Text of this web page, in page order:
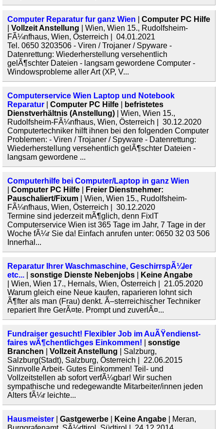
Computer Reparatur fur ganz Wien
Computer PC Hilfe
Vollzeit Anstellung | Wien, Wien 15., Rudolfsheim-
FÃ¼nfhaus, Wien, Österreich | 04.01.2021
Tel. 0650 3203506 - Viren / Trojaner / Spyware -
Datenrettung: Wiederherstellung versehentlich
gelÃ¶schter Dateien - langsam gewordene Computer -
Windowsprobleme aller Art (XP, V...
Computerservice Wien Laptop und Notebook
Reparatur
Computer PC Hilfe
befristetes
Dienstverhältnis (Anstellung) | Wien, Wien 15.,
Rudolfsheim-FÃ¼nfhaus, Wien, Österreich | 30.12.2020
Computertechniker hilft ihnen bei den folgenden Computer
Problemen: - Viren / Trojaner / Spyware - Datenrettung:
Wiederherstellung versehentlich gelÃ¶schter Dateien -
langsam gewordene ...
Computerhilfe bei Computer/Laptop in ganz Wien
Computer PC Hilfe
Freier Dienstnehmer:
Pauschaliert/Fixum | Wien, Wien 15., Rudolfsheim-
FÃ¼nfhaus, Wien, Österreich | 30.12.2020
Termine sind jederzeit mÃ¶glich, denn FixIT
Computerservice Wien ist 365 Tage im Jahr, 7 Tage in der
Woche fÃ¼r Sie da! Einfach anrufen unter: 0650 32 03 506
Innerhal...
Reparatur Ihrer Waschmaschine, GeschirrspÃ¼ler
etc...
sonstige Dienste Nebenjobs
Keine Angabe
| Wien, Wien 17., Hernals, Wien, Österreich | 21.05.2020
Warum gleich eine Neue kaufen, raparieren lohnt sich
Ã¶fter als man (Frau) denkt. Ã–sterreichischer Techniker
repariert Ihre GerÃ¤te. Prompt und zuverlÃ¤...
Fundraiser gesucht! Flexibler Job im AuÃŸendienst-
faires wÃ¶chentlichges Einkommen!
sonstige
Branchen
Vollzeit Anstellung | Salzburg,
Salzburg(Stadt), Salzburg, Österreich | 22.06.2015
Sinnvolle Arbeit- Gutes Einkommen! Teil- und
Vollzeitstellen ab sofort verfÃ¼gbar! Wir suchen
sympathische und redegewandte Mitarbeiter/innen jeden
Alters fÃ¼r leichte...
Hausmeister Gastgewerbe Keine Angabe | Meran,